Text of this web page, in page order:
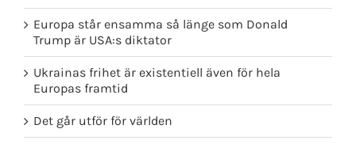
Europa står ensamma så länge som Donald
Trump är USA:s diktator
Ukrainas frihet är existentiell även för hela
Europas framtid
Det går utför för världen